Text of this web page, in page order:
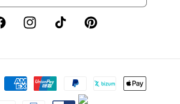
InstagramTikTok Pinterest